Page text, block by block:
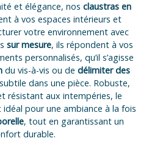
et élégance, nos claustras en
à vos espaces intérieurs et
votre environnement avec
sur mesure, ils répondent à vos
personnalisés, qu’il s’agisse
du vis-à-vis ou de délimiter des
dans une pièce. Robuste,
résistant aux intempéries, le
pour une ambiance à la fois
, tout en garantissant un
durable.